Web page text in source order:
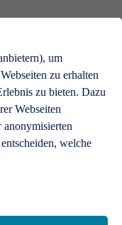
um
zu erhalten
zu bieten. Dazu
Webseiten
welche